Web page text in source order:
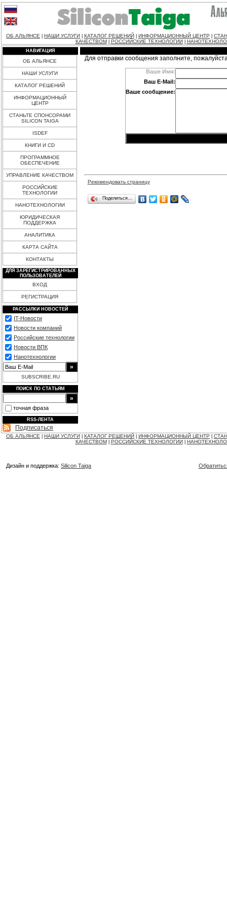
ОБ АЛЬЯНСЕ НАШИ УСЛУГИ КАТАЛОГ РЕШЕНИЙ ИНФОРМАЦИОННЫЙ ЦЕНТР
КАЧЕСТВОМ
РОССИЙСКИЕ ТЕХНОЛОГИИ
НАВИГАЦИЯ
ОБ АЛЬЯНСЕ
НАШИ УСЛУГИ
КАТАЛОГ РЕШЕНИЙ
ИНФОРМАЦИОННЫЙ
ЦЕНТР
СТАНЬТЕ СПОНСОРАМИ
SILICON TAIGA
ISDEF
КНИГИ И CD
ПРОГРАММНОЕ
ОБЕСПЕЧЕНИЕ
УПРАВЛЕНИЕ КАЧЕСТВОМ
РОССИЙСКИЕ
ТЕХНОЛОГИИ
НАНОТЕХНОЛОГИИ
ЮРИДИЧЕСКАЯ
ПОДДЕРЖКА
АНАЛИТИКА
КАРТА САЙТА
КОНТАКТЫ
ДЛЯ ЗАРЕГИСТРИРОВАННЫХ
ПОЛЬЗОВАТЕЛЕЙ
ВХОД
РЕГИСТРАЦИЯ
РАССЫЛКИ НОВОСТЕЙ
IT-Новости
Новости компаний
Российские технологии
Новости ВПК
Нанотехнологии
SUBSCRIBE.RU
ПОИСК ПО СТАТЬЯМ
точная фраза
RSS-ЛЕНТА
Подписаться
Для отправки сообщения заполните,
Ваше Имя:
Ваш E-Mail:
Ваше сообщение:
Рекомендовать страницу
Поделиться…
ОБ АЛЬЯНСЕ НАШИ УСЛУГИ КАТАЛОГ РЕШЕНИЙ ИНФОРМАЦИОННЫЙ ЦЕНТР
КАЧЕСТВОМ
РОССИЙСКИЕ ТЕХНОЛОГИИ
Дизайн и поддержка: Silicon Taiga